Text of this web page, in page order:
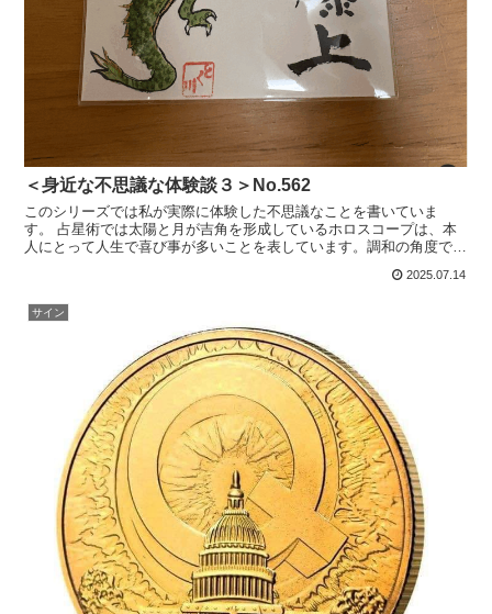
＜身近な不思議な体験談３＞No.562
このシリーズでは私が実際に体験した不思議なことを書いていま
す。 占星術では太陽と月が吉角を形成しているホロスコープは、本
人にとって人生で喜び事が多いことを表しています。調和の角度であ
2025.07.14
サイン